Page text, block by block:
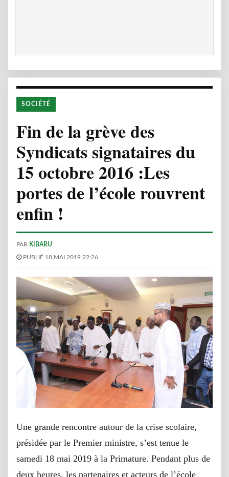
SOCIÉTÉ
Fin de la grève des
Syndicats signataires du
15 octobre 2016 :Les
portes de l’école rouvrent
enfin !
PAR KIBARU
PUBLIÉ 18 MAI 2019 22:26
Une grande rencontre autour de la crise scolaire,
présidée par le Premier ministre, s’est tenue le
samedi 18 mai 2019 à la Primature. Pendant plus de
deux heures, les partenaires et acteurs de l’école